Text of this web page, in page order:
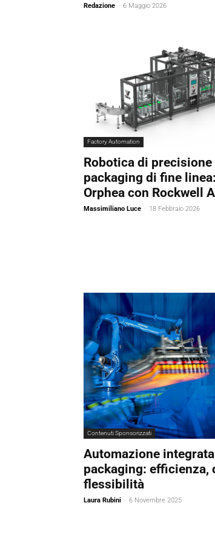
Redazione - 6 Maggio 2026
Factory Automation
Robotica di precisione
packaging di fine
Orphea con Rockwell
Massimiliano Luce - 18 Febbraio 2026
Contenuti Sponsorizzati
Automazione integrata
packaging: efficienza,
flessibilità
Laura Rubini - 6 Novembre 2025